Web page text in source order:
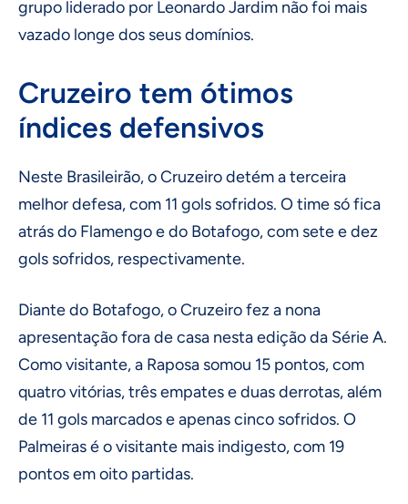
grupo liderado por Leonardo Jardim não foi mais
vazado longe dos seus domínios.
Cruzeiro tem ótimos
índices defensivos
Neste Brasileirão, o Cruzeiro detém a terceira
melhor defesa, com 11 gols sofridos. O time só fica
atrás do Flamengo e do Botafogo, com sete e dez
gols sofridos, respectivamente.
Diante do Botafogo, o Cruzeiro fez a nona
apresentação fora de casa nesta edição da Série A.
Como visitante, a Raposa somou 15 pontos, com
quatro vitórias, três empates e duas derrotas, além
de 11 gols marcados e apenas cinco sofridos. O
Palmeiras é o visitante mais indigesto, com 19
pontos em oito partidas.